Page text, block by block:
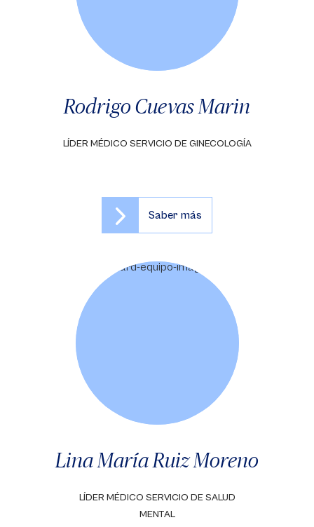
Rodrigo Cuevas Marin
LÍDER MÉDICO SERVICIO DE GINECOLOGÍA
Saber más
Lina María Ruiz Moreno
LÍDER MÉDICO SERVICIO DE SALUD
MENTAL